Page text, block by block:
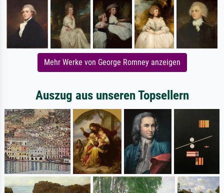
Mehr Werke von George Romney anzeigen
Auszug aus unseren Topsellern